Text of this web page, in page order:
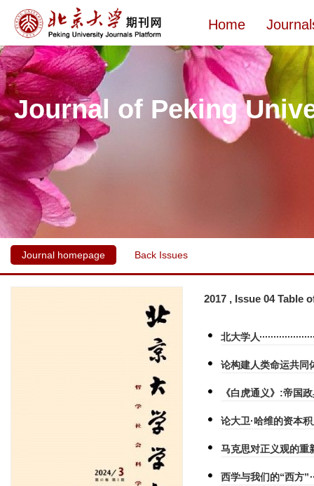
Home
Journal of Peking
Journal homepage Back Issues
2017 , Issue 04 Table
北大学人
论构建人类命运共同
《白虎通义》:帝国
论大卫·哈维的资本
马克思对正义观的重
西学与我们的“西方”